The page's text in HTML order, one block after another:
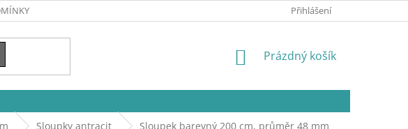
Přihlášení
NÁKUPNÍ
Prázdný košík
Sloupky antracit Sloupek barevný 200 cm, průměr 48 mm